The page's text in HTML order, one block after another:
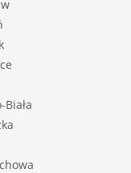
Biała